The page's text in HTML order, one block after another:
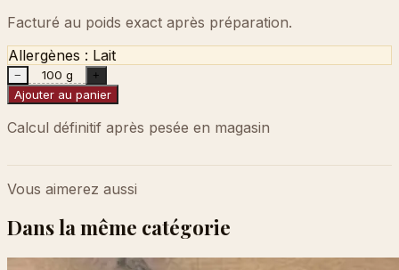
Facturé au poids exact après préparation.
Allergènes : Lait
− 100 g +
Ajouter au panier
Calcul définitif après pesée en magasin
Vous aimerez aussi
Dans la même catégorie